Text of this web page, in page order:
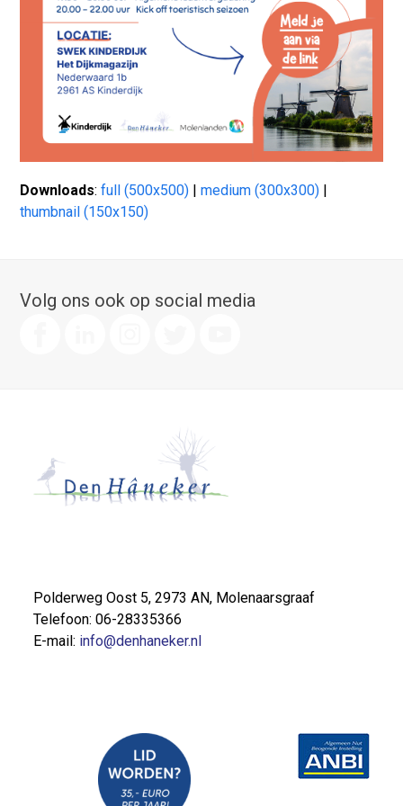
Downloads:full (500x500) |medium (300x300) |
thumbnail (150x150)
Volg ons ook op social media
Polderweg Oost 5, 2973 AN, Molenaarsgraaf
Telefoon: 06-28335366
E-mail: info@denhaneker.nl